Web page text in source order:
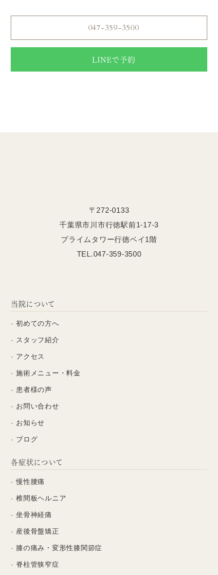
047-359-3500
LINEで予約
〒272-0133
千葉県市川市行徳駅前1-17-3
プライムタワー行徳ベイ1階
TEL.047-359-3500
当院について
初めての方へ
スタッフ紹介
アクセス
施術メニュー・料金
患者様の声
お問い合わせ
お知らせ
ブログ
各症状について
慢性腰痛
椎間板ヘルニア
坐骨神経痛
産後骨盤矯正
膝の痛み・変形性膝関節症
脊柱管狭窄症